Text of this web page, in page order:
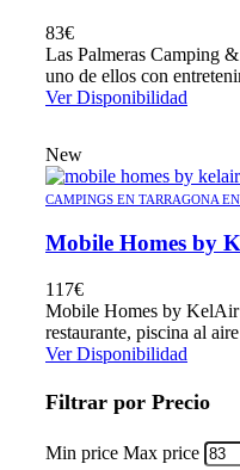
83€
Las Palmeras Camping
uno de ellos con
Ver Disponibilidad
New
CAMPINGS EN TARRAGONA
Mobile Homes by
117€
Mobile Homes by KelAir
restaurante, piscina al
Ver Disponibilidad
Filtrar por Precio
Min price Max price